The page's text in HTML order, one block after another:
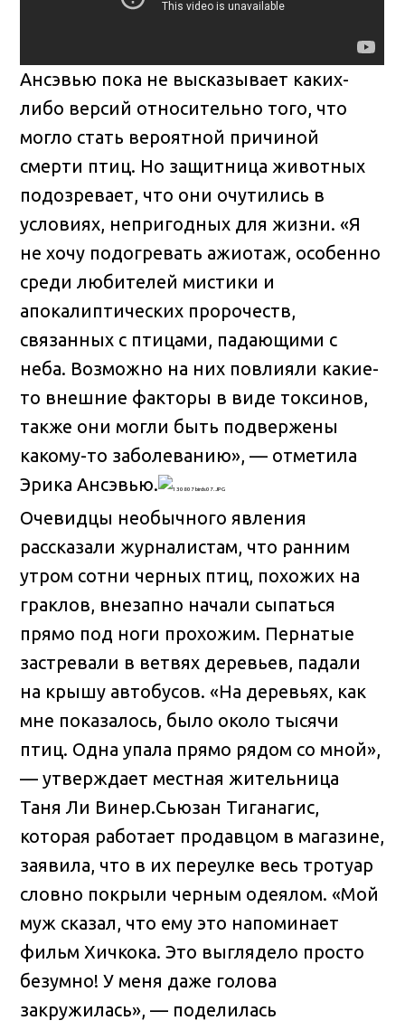
Ансэвью пока не высказывает каких-
либо версий относительно того, что
могло стать вероятной причиной
смерти птиц. Но защитница животных
подозревает, что они очутились в
условиях, непригодных для жизни. «Я
не хочу подогревать ажиотаж, особенно
среди любителей мистики и
апокалиптических пророчеств,
связанных с птицами, падающими с
неба. Возможно на них повлияли какие-
то внешние факторы в виде токсинов,
также они могли быть подвержены
какому-то заболеванию», — отметила
Эрика Ансэвью.
Очевидцы необычного явления
рассказали журналистам, что ранним
утром сотни черных птиц, похожих на
граклов, внезапно начали сыпаться
прямо под ноги прохожим. Пернатые
застревали в ветвях деревьев, падали
на крышу автобусов. «На деревьях, как
мне показалось, было около тысячи
птиц. Одна упала прямо рядом со мной»,
— утверждает местная жительница
Таня Ли Винер.Сьюзан Тиганагис,
которая работает продавцом в магазине,
заявила, что в их переулке весь тротуар
словно покрыли черным одеялом. «Мой
муж сказал, что ему это напоминает
фильм Хичкока. Это выглядело просто
безумно! У меня даже голова
закружилась», — поделилась